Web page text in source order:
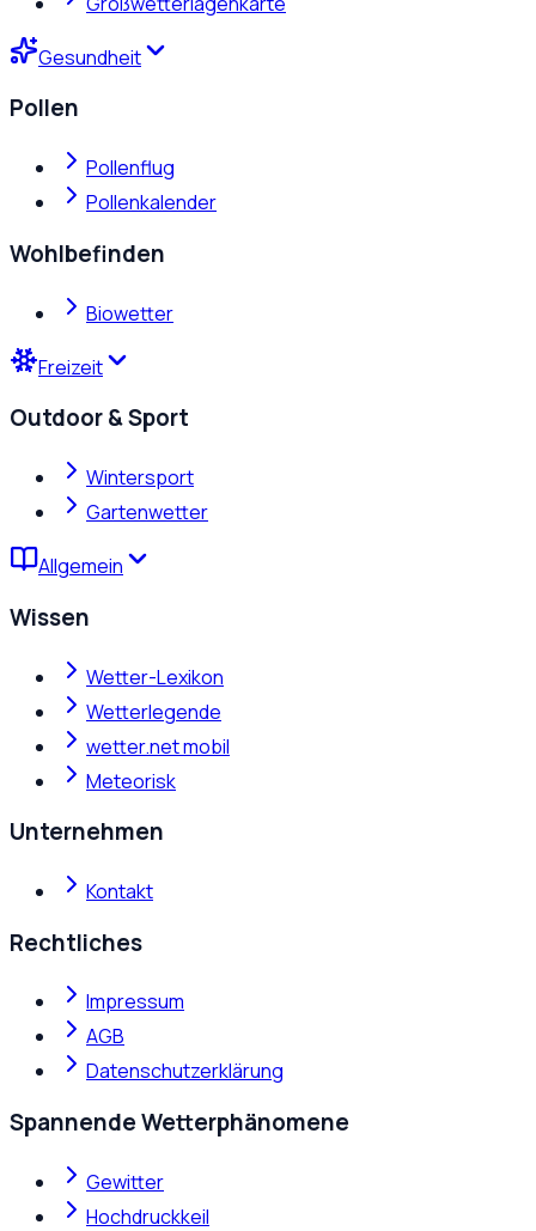
Gesundheit
Pollen
Pollenflug
Pollenkalender
Wohlbefinden
Biowetter
Freizeit
Outdoor & Sport
Wintersport
Gartenwetter
Allgemein
Wissen
Wetter-Lexikon
Wetterlegende
wetter.net mobil
Meteorisk
Unternehmen
Kontakt
Rechtliches
Impressum
AGB
Datenschutzerklärung
Spannende Wetterphänomene
Gewitter
Hochdruckkeil